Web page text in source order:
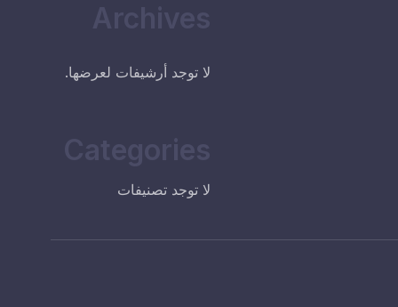
Archives
لا توجد أرشيفات لعرضها.
Categories
لا توجد تصنيفات